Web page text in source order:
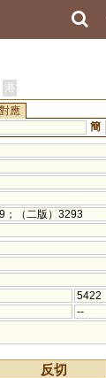
港
應
簡
；（二版）3293
5422
--
反切